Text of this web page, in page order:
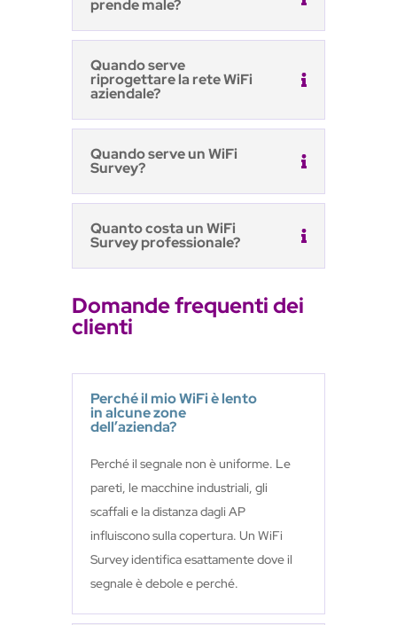
prende male?
Quando serve
riprogettare la rete WiFi
aziendale?
Quando serve un WiFi
Survey?
Quanto costa un WiFi
Survey professionale?
Domande frequenti dei
clienti
Perché il mio WiFi è lento
in alcune zone
dell’azienda?
Perché il segnale non è uniforme. Le
pareti, le macchine industriali, gli
scaffali e la distanza dagli AP
influiscono sulla copertura. Un WiFi
Survey identifica esattamente dove il
segnale è debole e perché.